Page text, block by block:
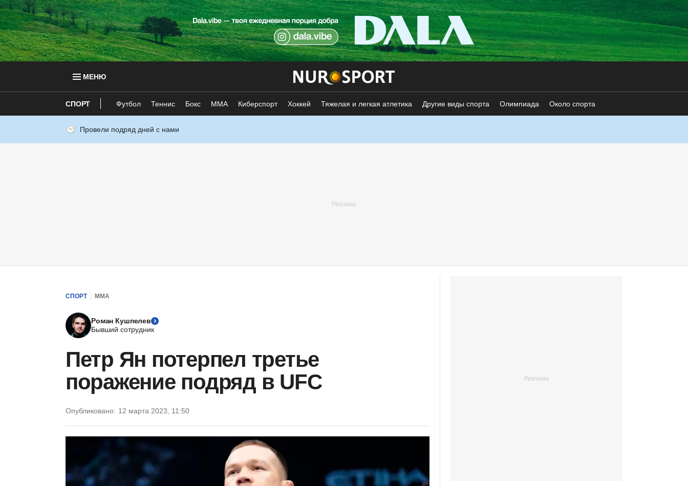
МЕНЮ
СПОРТ Футбол Теннис Бокс ММА Киберспорт Хоккей Тяжелая и легкая атлетика Другие виды спорта Олимпиада Около спорта
Провели подряд дней с нами
СПОРТ ММА
Роман Кушпелев
Бывший сотрудник
Петр Ян потерпел третье
поражение подряд в UFC
Опубликовано: 12 марта 2023, 11:50